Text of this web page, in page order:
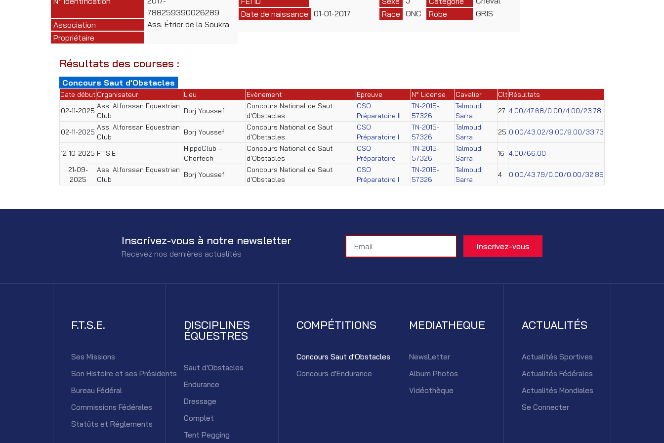
788259390026289
Association
Ass. Étrier de la Soukra
Propriétaire
Date de naissance 01-01-2017
Race ONC
Robe
GRIS
Résultats des courses :
Concours Saut d'Obstacles
Date début Organisateur Lieu Evènement Epreuve N° License Cavalier Clt Résultats
02-11-2025
Ass. Alforssan Equestrian
Club
Borj Youssef
Concours National de Saut
d'Obstacles
CSO
Préparatoire II
TN-2015-
57326
Talmoudi
Sarra
27 4.00/47.68/0.00/4.00/23.78
02-11-2025
Ass. Alforssan Equestrian
Club
Borj Youssef
Concours National de Saut
d'Obstacles
CSO
Préparatoire I
TN-2015-
57326
Talmoudi
Sarra
25 0.00/43.02/9.00/9.00/33.73
12-10-2025 F.T.S.E
HippoClub –
Chorfech
Concours National de Saut
d'Obstacles
CSO
Préparatoire
TN-2015-
57326
Talmoudi
Sarra
16 4.00/66.00
21-09-
2025
Ass. Alforssan Equestrian
Club
Borj Youssef
Concours National de Saut
d'Obstacles
CSO
Préparatoire I
TN-2015-
57326
Talmoudi
Sarra
4 0.00/43.79/0.00/0.00/32.85
Inscrivez-vous à notre newsletter
Recevez nos dernières actualités
F.T.S.E.
Ses Missions
Son Histoire et ses Présidents
Bureau Fédéral
Commissions Fédérales
Statûts et Réglements
DISCIPLINES
ÉQUESTRES
Saut d'Obstacles
Endurance
Dressage
Complet
Tent Pegging
COMPÉTITIONS
Concours Saut d'Obstacles
Concours d'Endurance
MEDIATHEQUE
NewsLetter
Album Photos
Vidéothèque
ACTUALITÉS
Actualités Sportives
Actualités Fédérales
Actualités Mondiales
Se Connecter